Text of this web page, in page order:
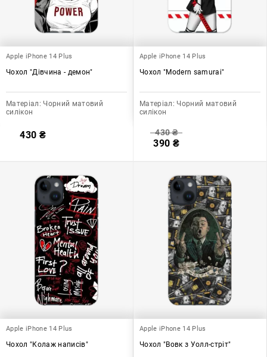
Apple iPhone 14 Plus
Чохол "Дівчина - демон"
Матеріал: Чорний матовий
силікон
430 ₴
Apple iPhone 14 Plus
Чохол "Modern samurai"
Матеріал: Чорний матовий
силікон
430₴
390 ₴
Apple iPhone 14 Plus
Чохол "Колаж написів"
Apple iPhone 14 Plus
Чохол "Вовк з Уолл-стріт"